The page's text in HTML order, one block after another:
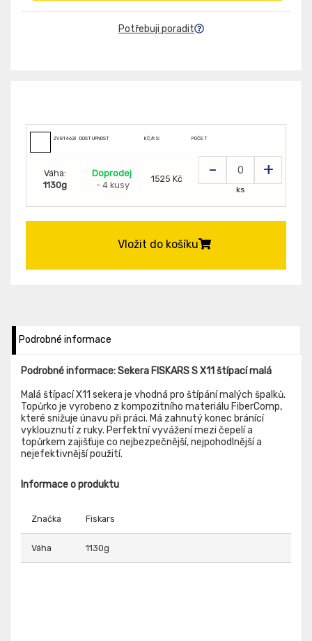
Potřebuji poradit
ZV81462890DOSTUPNOST KČ/KS: POČET
Váha:
1130g
Doprodej
- 4 kusy
1525 Kč - +
ks
Vložit do košíku
Podrobné informace
Podrobné informace: Sekera FISKARS S X11 štípací malá
Malá štípací X11 sekera je vhodná pro štípání malých špalků.
Topůrko je vyrobeno z kompozitního materiálu FiberComp,
které snižuje únavu při práci. Má zahnutý konec bránící
vyklouznutí z ruky. Perfektní vyvážení mezi čepelí a
topůrkem zajišťuje co nejbezpečnější, nejpohodlnější a
nejefektivnější použití.
Informace o produktu
Značka Fiskars
Váha 1130g